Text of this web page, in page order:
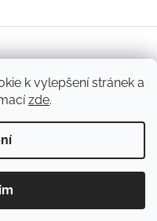
k vylepšení stránek a
zde.